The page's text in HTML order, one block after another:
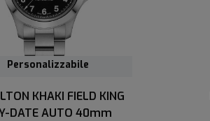
Personalizzabile
KHAKI FIELD KING
DATE AUTO 40mm